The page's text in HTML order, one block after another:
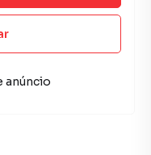
anúncio